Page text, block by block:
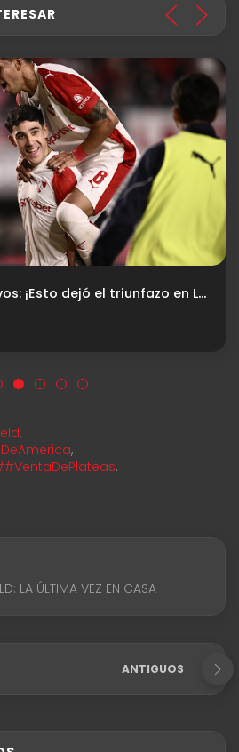
El fútbol es para vivos: ¡Esto dejó el triunfazo en La Plata!
,
,
,
LA ÚLTIMA VEZ EN CASA
ANTIGUOS